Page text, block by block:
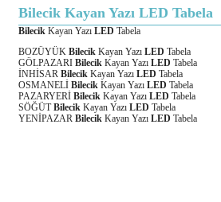
Bilecik Kayan Yazı LED Tabela
Bilecik Kayan Yazı LED Tabela
BOZÜYÜK Bilecik Kayan Yazı LED Tabela
GÖLPAZARI Bilecik Kayan Yazı LED Tabela
İNHİSAR Bilecik Kayan Yazı LED Tabela
OSMANELİ Bilecik Kayan Yazı LED Tabela
PAZARYERİ Bilecik Kayan Yazı LED Tabela
SÖĞÜTBilecik Kayan Yazı LED Tabela
YENİPAZAR Bilecik Kayan Yazı LED Tabela